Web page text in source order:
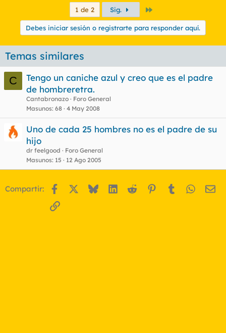
1 de 2 Sig.
Debes iniciar sesión o registrarte para responder aquí.
Temas similares
C
Tengo un caniche azul y creo que es el padre
de hombreretra.
Cantabronazo
Foro General
Masunos 68 4 May 2008
Uno de cada 25 hombres no es el padre de su
hijo
dr feelgood
Foro General
Masunos 15 12 Ago 2005
Compartir: Facebook BlueskyLinkedIn
Reddit Pinterest
Tumblr
Enlace